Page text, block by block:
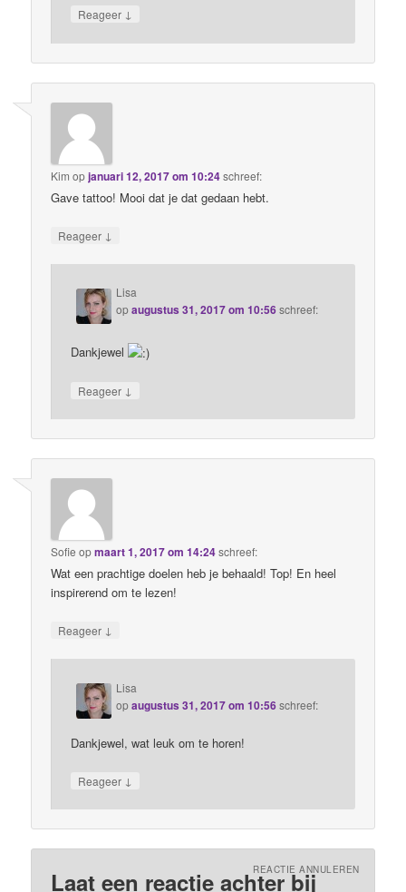
Reageer ↓
Kim opjanuari 12, 2017 om 10:24schreef:
Gave tattoo! Mooi dat je dat gedaan hebt.
Reageer ↓
Lisa
opaugustus 31, 2017 om 10:56schreef:
Dankjewel
Reageer ↓
Sofie opmaart 1, 2017 om 14:24schreef:
Wat een prachtige doelen heb je behaald! Top! En heel
inspirerend om te lezen!
Reageer ↓
Lisa
opaugustus 31, 2017 om 10:56schreef:
Dankjewel, wat leuk om te horen!
Reageer ↓
Laat een reactie achter bij
REACTIE ANNULEREN